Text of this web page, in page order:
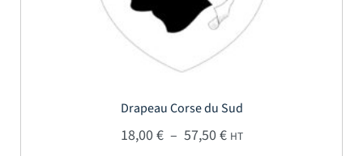
Drapeau Corse du Sud
18,00€ – 57,50€Plage de prix : 18,00 €
HT